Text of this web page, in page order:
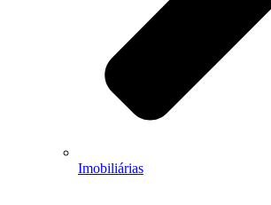
Imobiliárias